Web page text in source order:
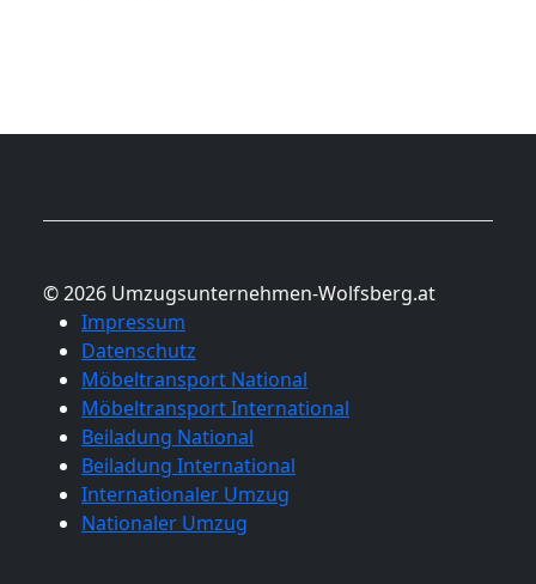
© 2026 Umzugsunternehmen-Wolfsberg.at
Impressum
Datenschutz
Möbeltransport National
Möbeltransport International
Beiladung National
Beiladung International
Internationaler Umzug
Nationaler Umzug